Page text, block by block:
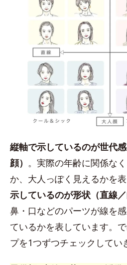
縦軸で示しているのが世代
顔） 。実際の年齢に関係な
か、大人っぽく見えるかを表
示しているのが形状（直線／
鼻・口などのパーツが線を
ているかを表しています。
プを1つずつチェックしてい